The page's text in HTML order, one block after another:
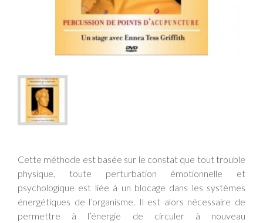
Cette méthode est basée sur le constat que tout trouble
physique, toute perturbation émotionnelle et
psychologique est liée à un blocage dans les systèmes
énergétiques de l’organisme. Il est alors nécessaire de
permettre à l’énergie de circuler à nouveau